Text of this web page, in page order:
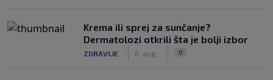
Krema ili sprej za sunčanje?
Dermatolozi otkrili šta je bolji izbor
ZDRAVLJE 6. aug. 0